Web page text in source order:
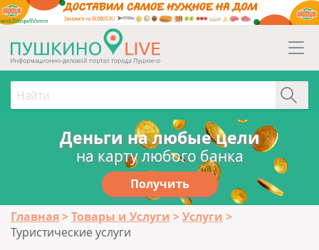
erid:2Vtzqw6Vsmm
Деньги на любые цели
на карту любого банка
Получить
Главная Товары и Услуги
Услуги
Туристические услуги